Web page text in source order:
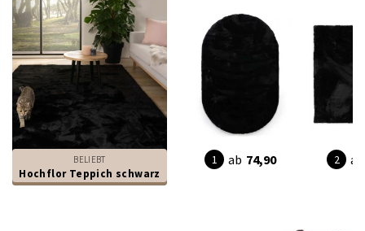
BELIEBT
Hochflor Teppich schwarz
ab 74,90 ab